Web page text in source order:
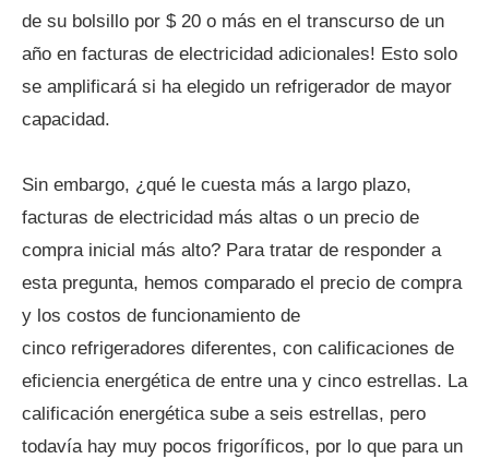
de su bolsillo por $ 20 o más en el transcurso de un
año en facturas de electricidad adicionales! Esto solo
se amplificará si ha elegido un refrigerador de mayor
capacidad.
Sin embargo, ¿qué le cuesta más a largo plazo,
facturas de electricidad más altas o un precio de
compra inicial más alto? Para tratar de responder a
esta pregunta, hemos comparado el precio de compra
y los costos de funcionamiento de
cinco refrigeradores diferentes, con calificaciones de
eficiencia energética de entre una y cinco estrellas. La
calificación energética sube a seis estrellas, pero
todavía hay muy pocos frigoríficos, por lo que para un